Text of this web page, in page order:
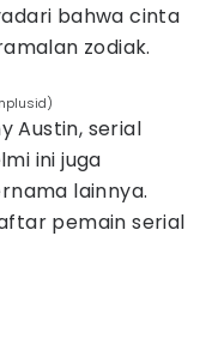
bahwa cinta
zodiak.
Austin, serial
ini juga
lainnya.
pemain serial